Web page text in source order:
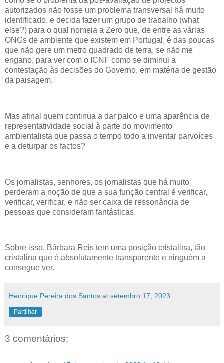
autorizados não fosse um problema transversal há muito
identificado, e decida fazer um grupo de trabalho (what
else?) para o qual nomeia a Zero que, de entre as várias
ONGs de ambiente que existem em Portugal, é das poucas
que não gere um metro quadrado de terra, se não me
engano, para ver com o ICNF como se diminui a
contestação às decisões do Governo, em matéria de gestão
da paisagem.
Mas afinal quem continua a dar palco e uma aparência de
representatividade social à parte do movimento
ambientalista que passa o tempo todo a inventar parvoíces
e a deturpar os factos?
Os jornalistas, senhores, os jornalistas que há muito
perderam a noção de que a sua função central é verificar,
verificar, verificar, e não ser caixa de ressonância de
pessoas que consideram fantásticas.
Sobre isso, Bárbara Reis tem uma posição cristalina, tão
cristalina que é absolutamente transparente e ninguém a
consegue ver.
Henrique Pereira dos Santos at setembro 17, 2023
Partilhar
3 comentários: